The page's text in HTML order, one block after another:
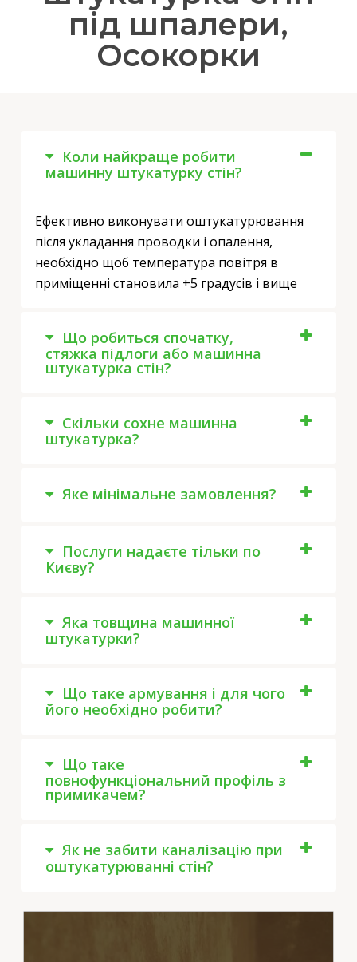
під шпалери,
Осокорки
Коли найкраще робити
машинну штукатурку стін?
Ефективно виконувати оштукатурювання
після укладання проводки і опалення,
необхідно щоб температура повітря в
приміщенні становила +5 градусів і вище
Що робиться спочатку,
стяжка підлоги або машинна
штукатурка стін?
Скільки сохне машинна
штукатурка?
Яке мінімальне замовлення?
Послуги надаєте тільки по
Києву?
Яка товщина машинної
штукатурки?
Що таке армування і для чого
його необхідно робити?
Що таке
повнофункціональний профіль з
примикачем?
Як не забити каналізацію при
оштукатурюванні стін?